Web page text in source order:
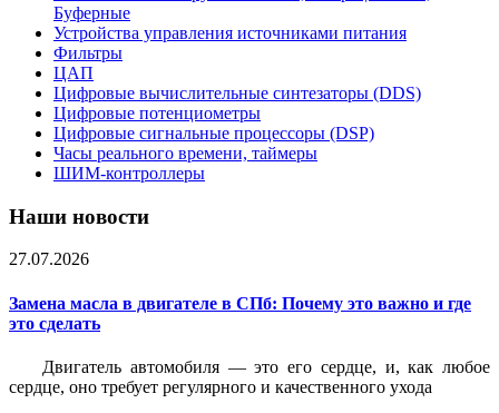
Буферные
Устройства управления источниками питания
Фильтры
ЦАП
Цифровые вычислительные синтезаторы (DDS)
Цифровые потенциометры
Цифровые сигнальные процессоры (DSP)
Часы реального времени, таймеры
ШИМ-контроллеры
Наши новости
27.07.2026
Замена масла в двигателе в СПб: Почему это важно и где
это сделать
Двигатель автомобиля — это его сердце, и, как любое
сердце, оно требует регулярного и качественного ухода